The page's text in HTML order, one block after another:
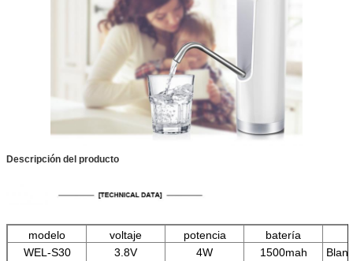
Descripción del producto
modelo voltaje potencia batería
WEL-S30
3.8V 4W 1500mah